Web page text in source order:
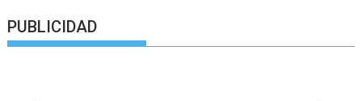
PUBLICIDAD